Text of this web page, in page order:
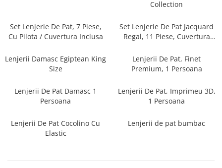
Set Lenjerie Pat Blanita Iepure, 6
Piese, Cu Pilota Inclusa
Set Lenjerie De Pat, 7 Piese, Cu
Set Lenjerie De Pat Jacquard Regal,
11 Piese, Cuvertura Inclusa
Lenjerii De Pat, Finet Premium, 1
Collection
Set Lenjerie De Pat, 7 Piese,
Cu Pilota / Cuvertura Inclusa
Set Lenjerie De Pat Jacquard
Regal, 11 Piese, Cuvertura
Lenjerii Damasc Egiptean King
Size
Lenjerii De Pat, Finet
Premium, 1 Persoana
Lenjerii De Pat Damasc 1
Persoana
Lenjerii De Pat, Imprimeu 3D,
1 Persoana
Lenjerii De Pat Cocolino Cu
Elastic
Lenjerii de pat bumbac